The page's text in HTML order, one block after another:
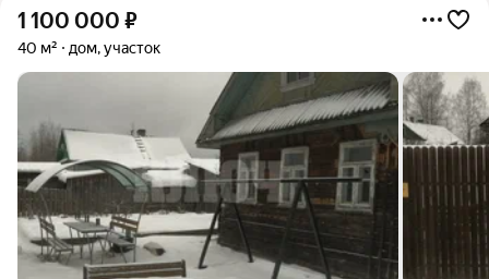
1 100 000 ₽
40 м² дом, участок